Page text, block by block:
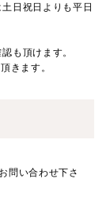
日祝日よりも平日
も頂けます。
きます。
問い合わせ下さ